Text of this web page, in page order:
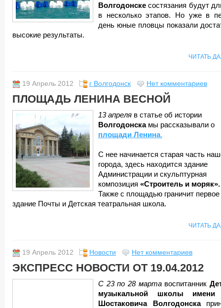
Волгодонске состязания будут
в несколько этапов. Но уже в
день юные пловцы показали
высокие результаты.
ЧИТАТЬ
19 Апрель 2012 г Волгодонск Нет комментариев
ПЛОЩАДЬ ЛЕНИНА ВЕСНОЙ
13 апреля в статье об истории
Волгодонскамы рассказывали о
площади Ленина.
С нее начинается старая часть
города, здесь находится здание
Администрации и скульптурная
композиция «Строитель и моряк».
Также с площадью граничит первое
здание Почты и Детская театральная школа.
ЧИТАТЬ
19 Апрель 2012 Новости Нет комментариев
ЭКСПРЕСС НОВОСТИ ОТ 19.04.2012
С 23 по 28 мартавоспитанник
музыкальной школы
Шостаковича Волгодонска